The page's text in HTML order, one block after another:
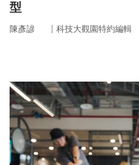
型
陳彥諺 ｜ 科技大觀園特約編輯